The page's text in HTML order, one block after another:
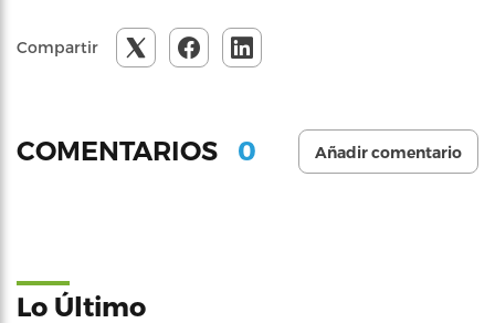
Compartir
COMENTARIOS 0 Añadir comentario
Lo Último